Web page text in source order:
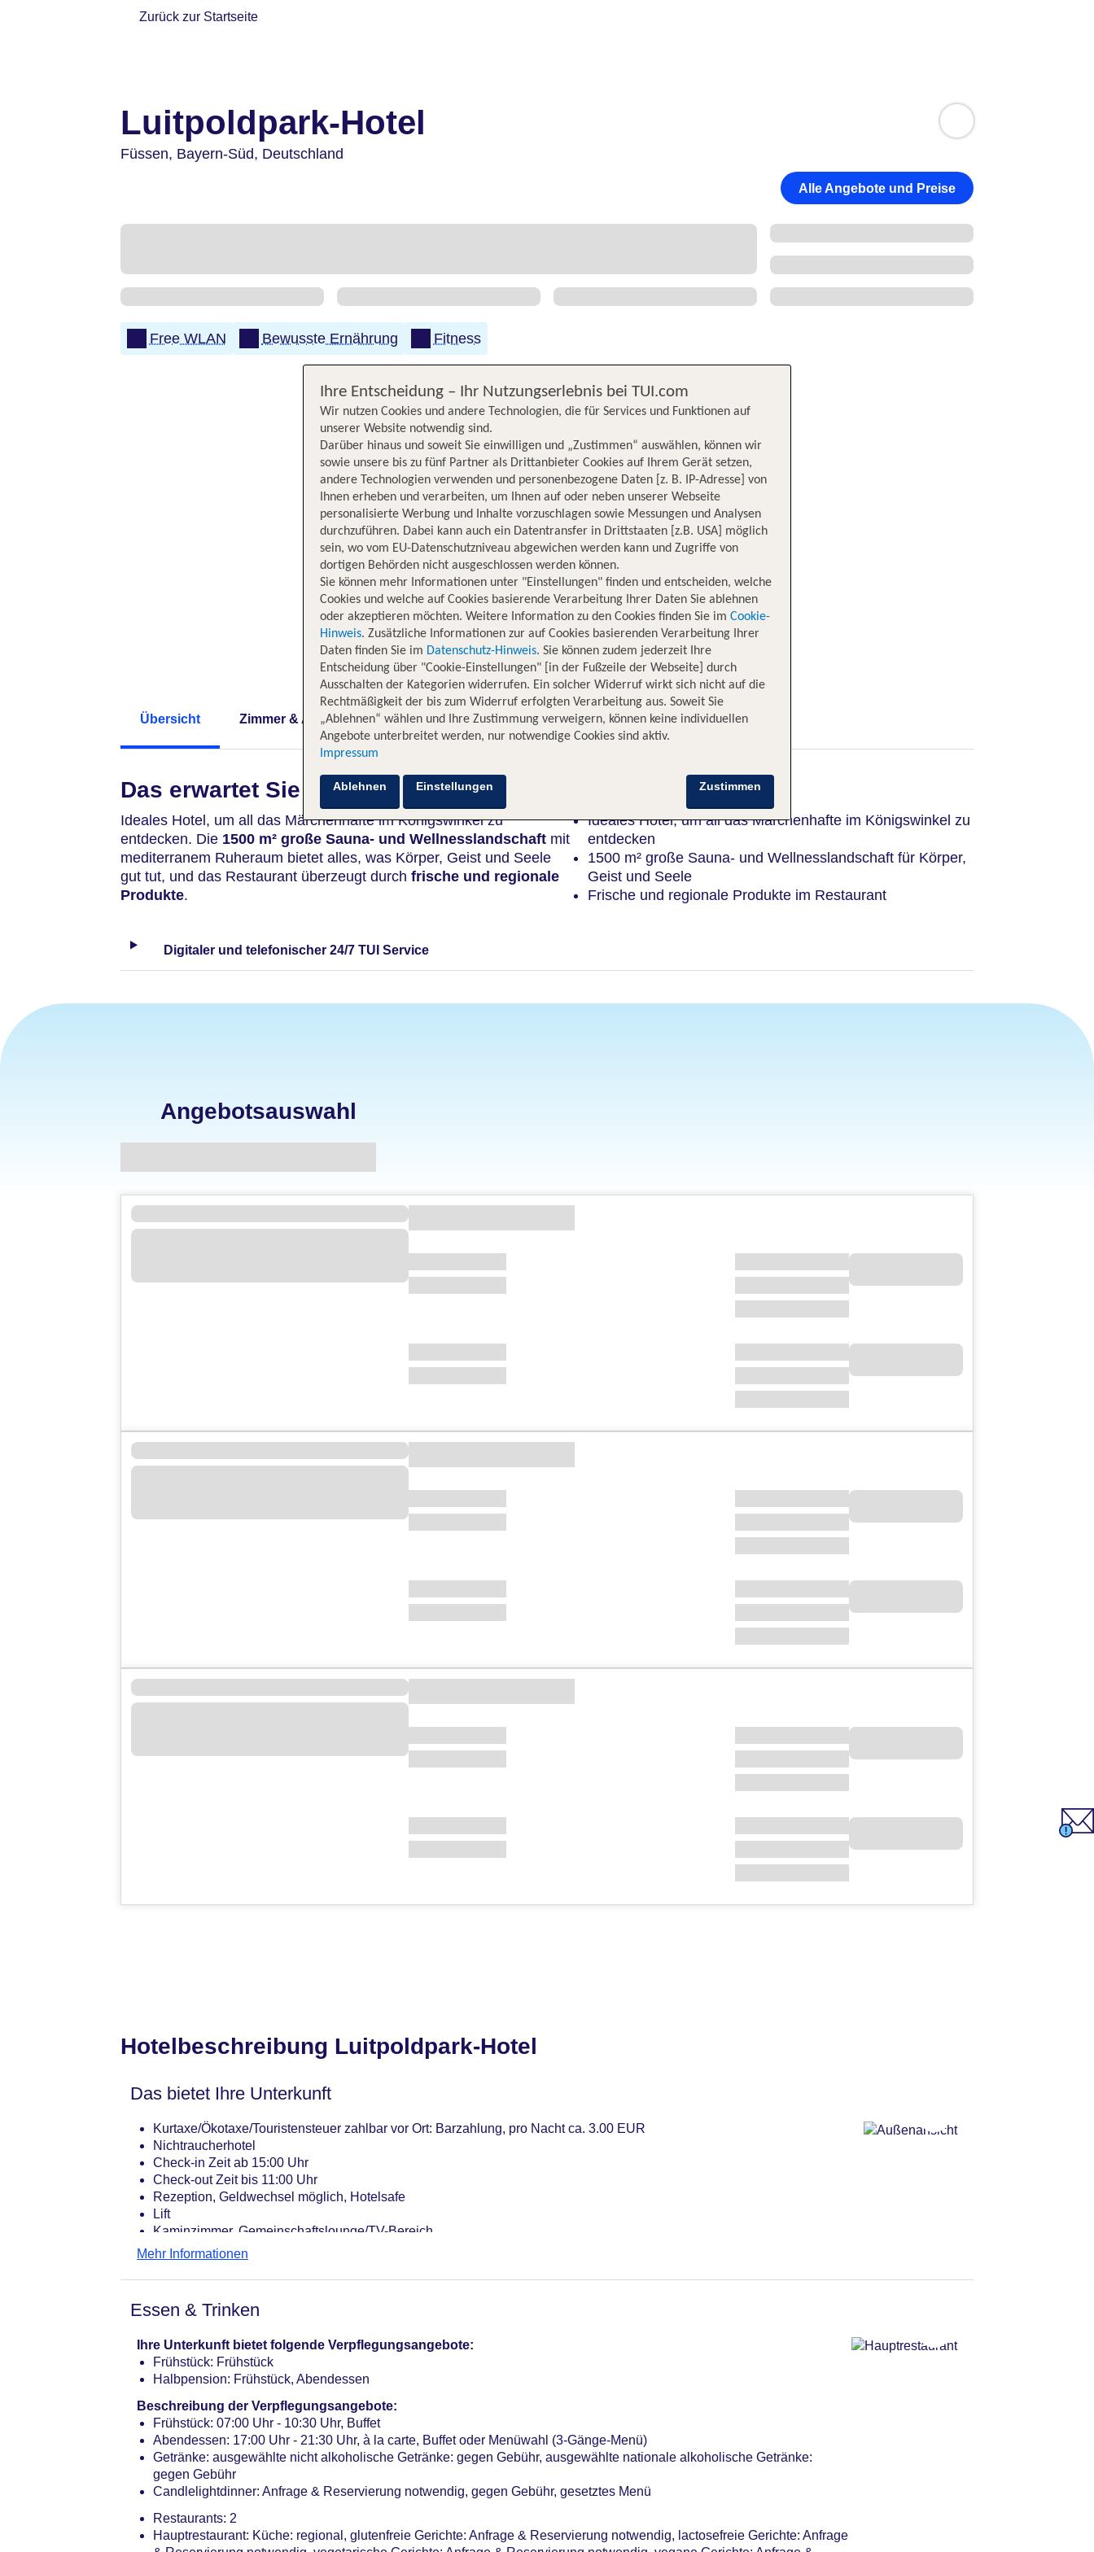
Zurück zur Startseite
Luitpoldpark-Hotel
Füssen, Bayern-Süd, Deutschland
Alle Angebote und Preise
Free WLAN Bewusste Ernährung Fitness
Übersicht Zimmer & Angebote Hotelinformationen Lage Bewertungen
Das erwartet Sie
Ideales Hotel, um all das Märchenhafte im Königswinkel zu
entdecken. Die 1500 m² große Sauna- und Wellnesslandschaft mit
mediterranem Ruheraum bietet alles, was Körper, Geist und Seele
gut tut, und das Restaurant überzeugt durch frische und regionale
Produkte.
Ideales Hotel, um all das Märchenhafte im Königswinkel zu
entdecken
1500 m² große Sauna- und Wellnesslandschaft für Körper,
Geist und Seele
Frische und regionale Produkte im Restaurant
Digitaler und telefonischer 24/7 TUI Service
Angebotsauswahl
Hotelbeschreibung Luitpoldpark-Hotel
Das bietet Ihre Unterkunft
Kurtaxe/Ökotaxe/Touristensteuer zahlbar vor Ort: Barzahlung, pro Nacht ca. 3.00 EUR
Nichtraucherhotel
Check-in Zeit ab 15:00 Uhr
Check-out Zeit bis 11:00 Uhr
Rezeption, Geldwechsel möglich, Hotelsafe
Lift
Kaminzimmer, Gemeinschaftslounge/TV-Bereich
Badetücher: ohne Gebühr
Wäscheservice: gegen Gebühr
Haustier: Hund erlaubt: pro Tag ca. 10 EUR, Katze erlaubt: pro Tag ca. 10 EUR
Tagungseinrichtungen: Konferenzräume: 7, Tageslicht
Gebäudeanzahl: 1, Etagen: 5, Zimmer: 131
Landeskategorie: 4 Sterne
Mehr Informationen
Essen & Trinken
Ihre Unterkunft bietet folgende Verpflegungsangebote:
Frühstück: Frühstück
Halbpension: Frühstück, Abendessen
Beschreibung der Verpflegungsangebote:
Frühstück: 07:00 Uhr - 10:30 Uhr, Buffet
Abendessen: 17:00 Uhr - 21:30 Uhr, à la carte, Buffet oder Menüwahl (3-Gänge-Menü)
Getränke: ausgewählte nicht alkoholische Getränke: gegen Gebühr, ausgewählte nationale alkoholische Getränke:
gegen Gebühr
Candlelightdinner: Anfrage & Reservierung notwendig, gegen Gebühr, gesetztes Menü
Restaurants: 2
Hauptrestaurant: Küche: regional, glutenfreie Gerichte: Anfrage & Reservierung notwendig, lactosefreie Gerichte: Anfrage
Ihre Entscheidung – Ihr Nutzungserlebnis bei TUI.com
Wir nutzen Cookies und andere Technologien, die für Services und Funktionen auf
unserer Website notwendig sind.
Darüber hinaus und soweit Sie einwilligen und „Zustimmen“ auswählen, können wir
sowie unsere bis zu fünf Partner als Drittanbieter Cookies auf Ihrem Gerät setzen,
andere Technologien verwenden und personenbezogene Daten [z. B. IP-Adresse] von
Ihnen erheben und verarbeiten, um Ihnen auf oder neben unserer Webseite
personalisierte Werbung und Inhalte vorzuschlagen sowie Messungen und Analysen
durchzuführen. Dabei kann auch ein Datentransfer in Drittstaaten [z.B. USA] möglich
sein, wo vom EU-Datenschutzniveau abgewichen werden kann und Zugriffe von
dortigen Behörden nicht ausgeschlossen werden können.
Sie können mehr Informationen unter "Einstellungen" finden und entscheiden, welche
Cookies und welche auf Cookies basierende Verarbeitung Ihrer Daten Sie ablehnen
oder akzeptieren möchten. Weitere Information zu den Cookies finden Sie im Cookie-
Hinweis. Zusätzliche Informationen zur auf Cookies basierenden Verarbeitung Ihrer
Daten finden Sie im Datenschutz-Hinweis. Sie können zudem jederzeit Ihre
Entscheidung über "Cookie-Einstellungen" [in der Fußzeile der Webseite] durch
Ausschalten der Kategorien widerrufen. Ein solcher Widerruf wirkt sich nicht auf die
Rechtmäßigkeit der bis zum Widerruf erfolgten Verarbeitung aus. Soweit Sie
„Ablehnen“ wählen und Ihre Zustimmung verweigern, können keine individuellen
Angebote unterbreitet werden, nur notwendige Cookies sind aktiv.
Impressum
Zustimmen
Ablehnen Einstellungen